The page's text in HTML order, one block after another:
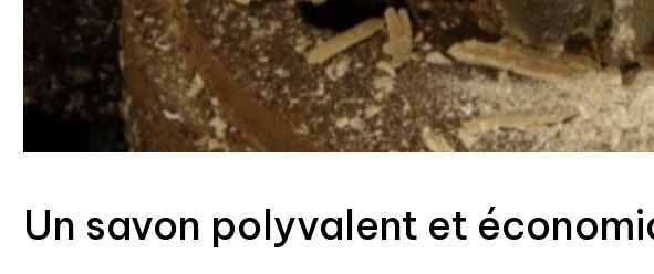
Un savon polyvalent et